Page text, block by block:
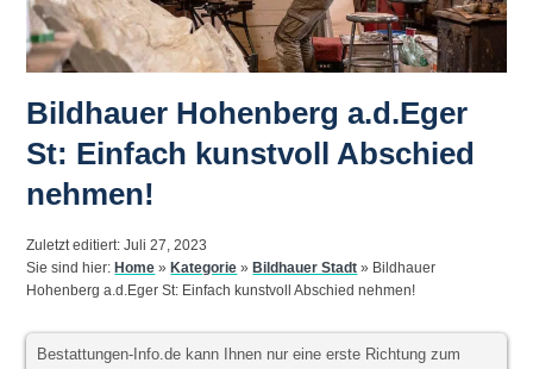
Bildhauer Hohenberg a.d.Eger
St: Einfach kunstvoll Abschied
nehmen!
Zuletzt editiert: Juli 27, 2023
Sie sind hier:Home »Kategorie »Bildhauer Stadt » Bildhauer
Hohenberg a.d.Eger St: Einfach kunstvoll Abschied nehmen!
Bestattungen-Info.de kann Ihnen nur eine erste Richtung zum